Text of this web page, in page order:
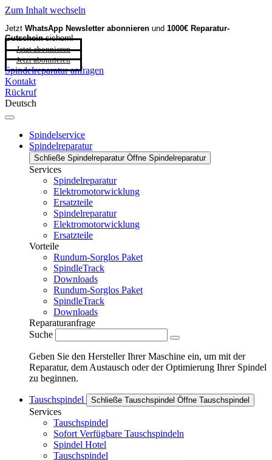
Zum Inhalt wechseln
Jetzt WhatsApp Newsletter abonnieren und 1000€ Reparatur-
Gutscheinsichern!
Jetzt abonnieren
Jetzt abonnieren
Spindelreparatur anfragen
Kontakt
Rückruf
Deutsch
Spindelservice
Spindelreparatur
Schließe Spindelreparatur Öffne Spindelreparatur
Services
Spindelreparatur
Elektromotorwicklung
Ersatzteile
Spindelreparatur
Elektromotorwicklung
Ersatzteile
Vorteile
Rundum-Sorglos Paket
SpindleTrack
Downloads
Rundum-Sorglos Paket
SpindleTrack
Downloads
Reparaturanfrage
Suche
Geben Sie den Hersteller Ihrer Maschine ein, um mit der
Reparatur, dem Austausch oder der Optimierung Ihrer Spindel
zu beginnen.
Tauschspindel Schließe Tauschspindel Öffne Tauschspindel
Services
Tauschspindel
Sofort Verfügbare Tauschspindeln
Spindel Hotel
Tauschspindel